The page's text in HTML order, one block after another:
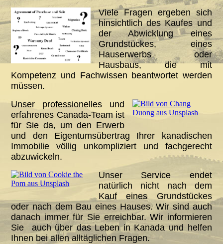
Viele Fragen ergeben sich
hinsichtlich des Kaufes und
der Abwicklung eines
Grundstückes, eines
Hauserwerbs oder
Hausbaus, die mit
Kompetenz und Fachwissen beantwortet werden
müssen.
Unser professionelles und
erfahrenes Canada-Team ist
für Sie da, um den Erwerb
und den Eigentumsübertrag Ihrer kanadischen
Immobilie völlig unkompliziert und fachgerecht
abzuwickeln.
Unser Service endet
natürlich nicht nach dem
Kauf eines Grundstückes
oder nach dem Bau eines Hauses. Wir sind auch
danach immer für Sie erreichbar. Wir informieren
Sie auch über das Leben in Kanada und helfen
Ihnen bei allen alltäglichen Fragen.